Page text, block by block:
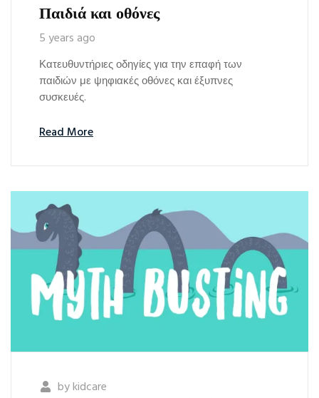
Παιδιά και οθόνες
5 years ago
Κατευθυντήριες οδηγίες για την επαφή των
παιδιών με ψηφιακές οθόνες και έξυπνες
συσκευές.
Read More
bykidcare